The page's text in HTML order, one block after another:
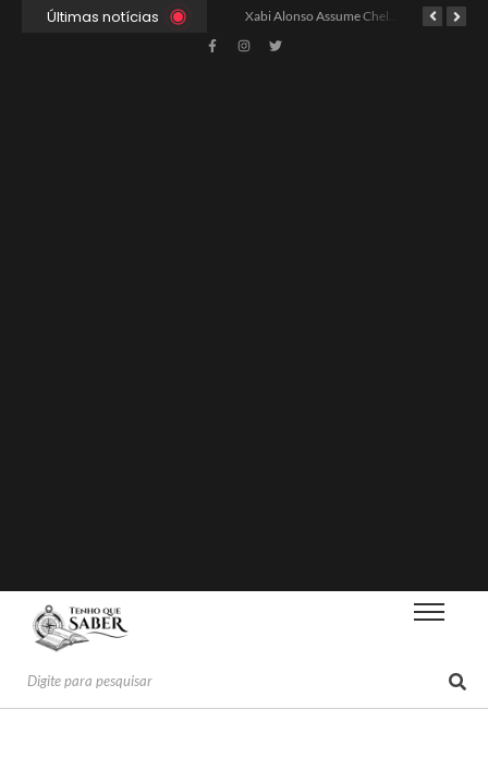
Últimas notícias
Ancelotti Avalia Elenco Final para Convocação da Copa Xabi Alonso Assume Chelsea: Nova Estratégia Gerencial e Contrato Até 2030